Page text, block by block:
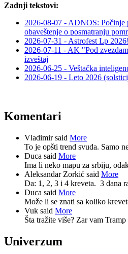
Zadnji tekstovi:
2026-08-07 - ADNOS: Počinje
obaveštenje o posmatranju
2026-07-31 - Astrofest Lp
2026-07-11 - AK "Pod
izveštaj
2026-06-25 - Veštačka
2026-06-19 - Leto 2026
Komentari
Vladimir said More
To je opšti trend svuda. Samo
Duca said More
Ima li neko mapu za srbiju,
Aleksandar Zorkić said More
Da: 1, 2, 3 i 4 kreveta. 3 dana
Duca said More
Može li se znati sa koliko
Vuk said More
Šta tražite više? Zar vam Tramp
Univerzum